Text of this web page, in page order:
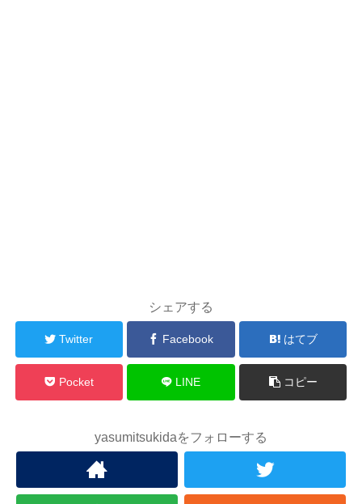
シェアする
Twitter Facebook はてブ
Pocket LINE コピー
yasumitsukidaをフォローする